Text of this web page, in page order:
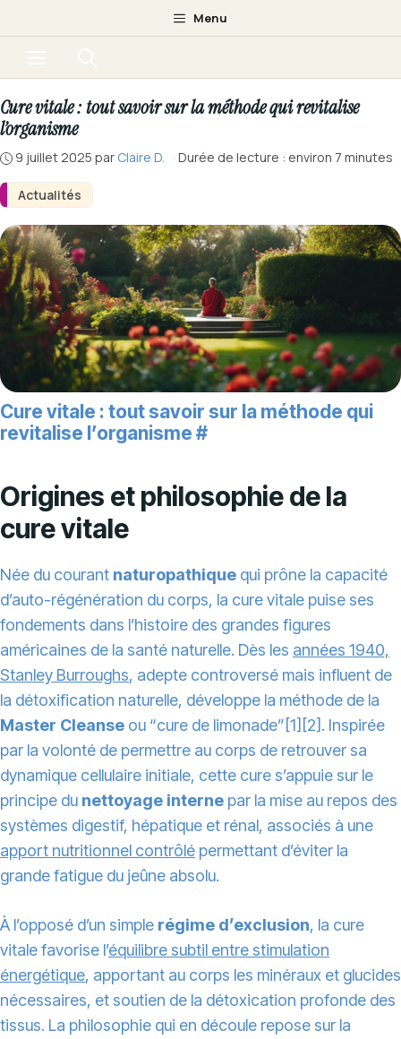
au
Menu
Actualités
Cure vitale : tout savoir sur la méthode qui revitalise
l’organisme
9 juillet 2025 par Claire D. · Durée de lecture : environ 7 minutes
Cure vitale : tout savoir sur la méthode qui
revitalise l’organisme #
Origines et philosophie de la
cure vitale
Née du courant naturopathique qui prône la capacité
d’auto-régénération du corps, la cure vitale puise ses
fondements dans l’histoire des grandes figures
américaines de la santé naturelle. Dès les années 1940,
Stanley Burroughs, adepte controversé mais influent de
la détoxification naturelle, développe la méthode de la
Master Cleanse ou “cure de limonade”[1][2]. Inspirée
par la volonté de permettre au corps de retrouver sa
dynamique cellulaire initiale, cette cure s’appuie sur le
principe du nettoyage interne par la mise au repos des
systèmes digestif, hépatique et rénal, associés à une
apport nutritionnel contrôlé permettant d’éviter la
grande fatigue du jeûne absolu.
À l’opposé d’un simple régime d’exclusion, la cure
vitale favorise l’équilibre subtil entre stimulation
énergétique, apportant au corps les minéraux et glucides
nécessaires, et soutien de la détoxication profonde des
tissus. La philosophie qui en découle repose sur la